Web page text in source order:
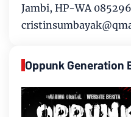
Jambi, HP-WA
Oppunk Generation